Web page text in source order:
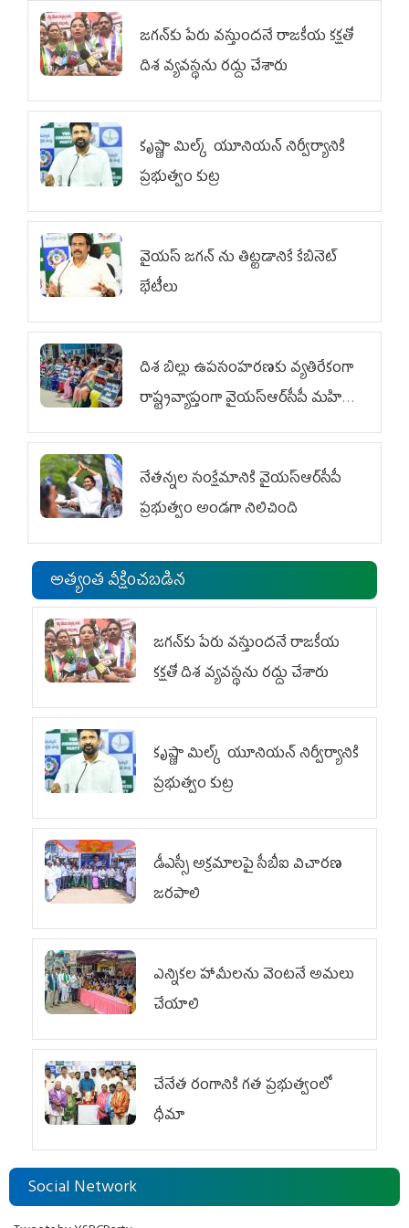
జగన్‌కు పేరు వస్తుందనే రాజకీయ కక్షతో
దిశ వ్య‌వ‌స్థ‌ను రద్దు చేశారు
కృష్ణా మిల్క్‌ యూనియన్‌ నిర్వీర్యానికి
ప్రభుత్వం కుట్ర
వైయ‌స్ జగన్‌ ను తిట్టడానికే కేబినెట్‌
భేటీలు
దిశ బిల్లు ఉపసంహరణకు వ్యతిరేకంగా
రాష్ట్రవ్యాప్తంగా వైయ‌స్ఆర్‌సీపీ మహిళా
విభాగం ఆందోళనలు
నేతన్నల సంక్షేమానికి వైయ‌స్ఆర్‌సీపీ
ప్రభుత్వం అండగా నిలిచింది
అత్యంత వీక్షించబడిన
జగన్‌కు పేరు వస్తుందనే రాజకీయ
కక్షతో దిశ వ్య‌వ‌స్థ‌ను రద్దు చేశారు
కృష్ణా మిల్క్‌ యూనియన్‌ నిర్వీర్యానికి
ప్రభుత్వం కుట్ర
డీఎస్సీ అక్రమాలపై సీబీఐ విచారణ
జరపాలి
ఎన్నికల హామీలను వెంటనే అమలు
చేయాలి
చేనేత రంగానికి గత ప్రభుత్వంలో
ధీమా
Social Network